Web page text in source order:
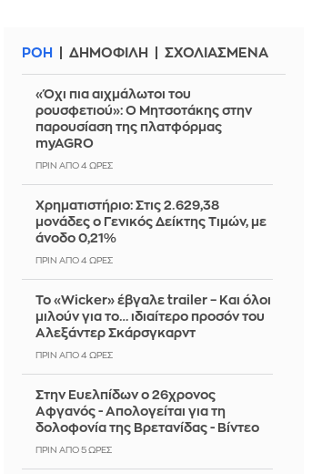
ΡΟΗ ΔΗΜΟΦΙΛΗ ΣΧΟΛΙΑΣΜΕΝΑ
«Όχι πια αιχμάλωτοι του
ρουσφετιού»: Ο Μητσοτάκης στην
παρουσίαση της πλατφόρμας
myAGRO
ΠΡΙΝ ΑΠΌ 4 ΏΡΕΣ
Χρηματιστήριο: Στις 2.629,38
μονάδες ο Γενικός Δείκτης Τιμών, με
άνοδο 0,21%
ΠΡΙΝ ΑΠΌ 4 ΏΡΕΣ
Το «Wicker» έβγαλε trailer – Και όλοι
μιλούν για το… ιδιαίτερο προσόν του
Αλεξάντερ Σκάρσγκαρντ
ΠΡΙΝ ΑΠΌ 4 ΏΡΕΣ
Στην Ευελπίδων ο 26χρονος
Αφγανός - Απολογείται για τη
δολοφονία της Βρετανίδας - Βίντεο
ΠΡΙΝ ΑΠΌ 5 ΏΡΕΣ